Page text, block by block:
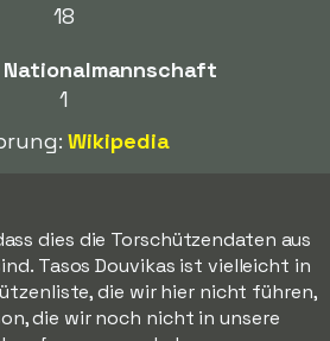
18
Nationalmannschaft
1
Wikipedia
dies die Torschützendaten aus
Tasos Douvikas ist vielleicht in
die wir hier nicht führen,
die wir noch nicht in unsere